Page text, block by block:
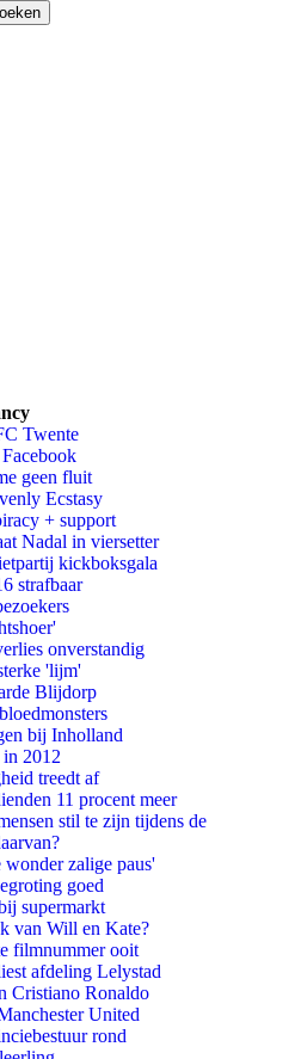
Twente
geen fluit
Ecstasy
+ support
Nadal in viersetter
kickboksgala
strafbaar
onverstandig
'lijm'
Blijdorp
bij Inholland
2012
treedt af
11 procent meer
stil te zijn tijdens de
zalige paus'
goed
supermarkt
van Will en Kate?
filmnummer ooit
afdeling Lelystad
Cristiano Ronaldo
United
rond